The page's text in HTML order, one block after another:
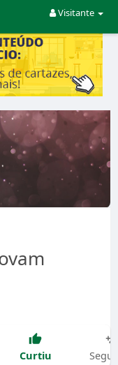
Visitante
Curtiu